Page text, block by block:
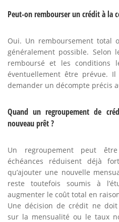
Peut-on rembourser un crédit à la
Oui. Un remboursement total
généralement possible.
remboursé et les conditions
éventuellement être prévue.
demander un décompte précis
Quand un regroupement de
nouveau prêt ?
Un regroupement peut
échéances réduisent déjà
qu’ajouter une nouvelle
reste toutefois soumis à
augmenter le coût total en
Une décision de crédit ne
sur la mensualité ou le taux